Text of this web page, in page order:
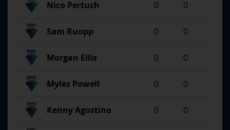
Nico Pertuch
0 0
Sam Ruopp 0 0
Morgan Ellis 0 0
Myles Powell 0 0
Kenny Agostino 0 0